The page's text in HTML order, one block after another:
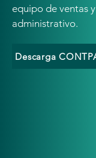
equipo de ventas
administrativo.
Descarga